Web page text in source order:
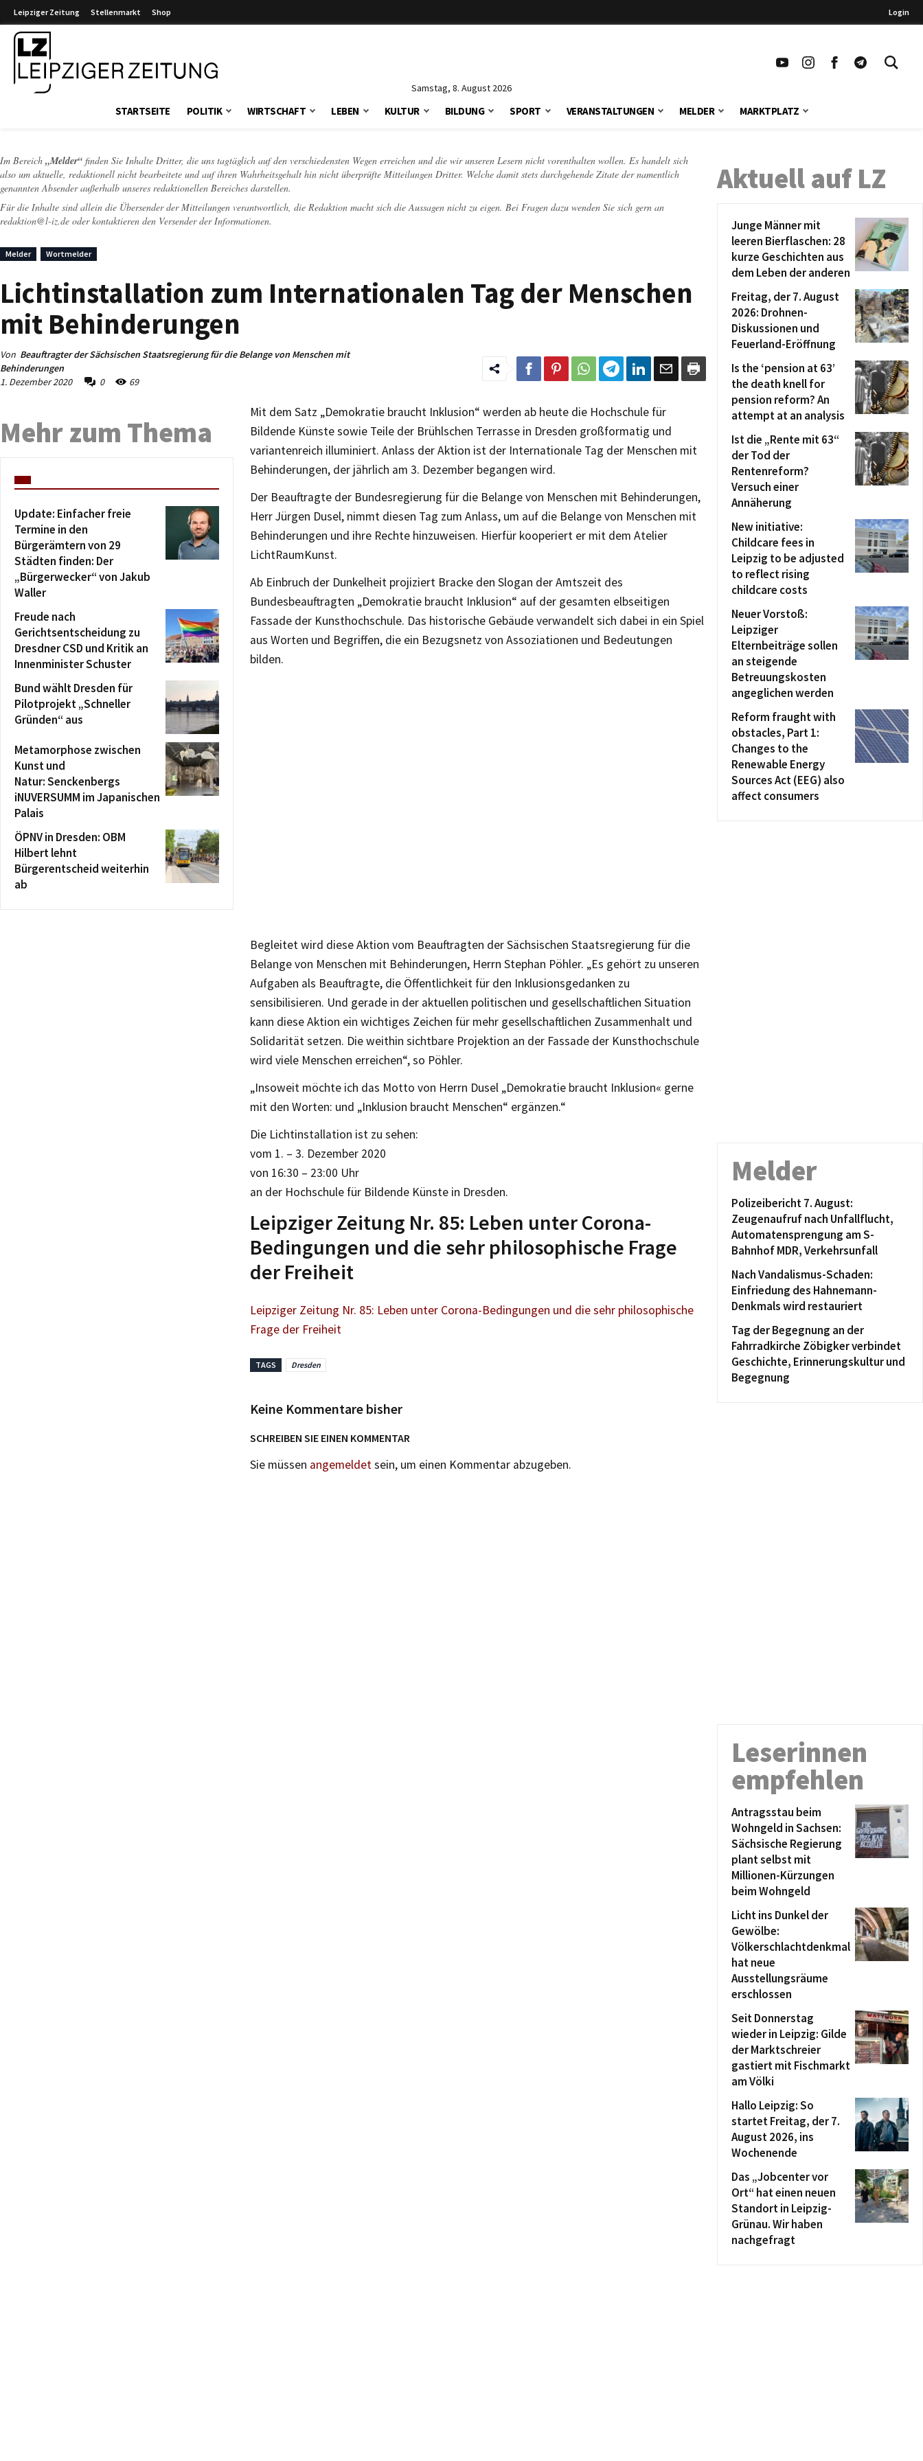
Leipziger Zeitung Stellenmarkt Shop Login
Samstag, 8. August 2026
STARTSEITE POLITIK WIRTSCHAFT LEBEN KULTUR BILDUNG SPORT VERANSTALTUNGEN MELDER MARKTPLATZ
Im Bereich „Melder“ finden Sie Inhalte Dritter, die uns tagtäglich auf den verschiedensten Wegen erreichen und die wir unseren Lesern nicht vorenthalten wollen. Es handelt sich
also um aktuelle, redaktionell nicht bearbeitete und auf ihren Wahrheitsgehalt hin nicht überprüfte Mitteilungen Dritter. Welche damit stets durchgehende Zitate der namentlich
genannten Absender außerhalb unseres redaktionellen Bereiches darstellen.
Für die Inhalte sind allein die Übersender der Mitteilungen verantwortlich, die Redaktion macht sich die Aussagen nicht zu eigen. Bei Fragen dazu wenden Sie sich gern an
redaktion@l-iz.de oder kontaktieren den Versender der Informationen.
Melder Wortmelder
Lichtinstallation zum Internationalen Tag der Menschen
mit Behinderungen
Von Beauftragter der Sächsischen Staatsregierung für die Belange von Menschen mit
Behinderungen
1. Dezember 2020
0 69
Mit dem Satz „Demokratie braucht Inklusion“ werden ab heute die Hochschule für
Bildende Künste sowie Teile der Brühlschen Terrasse in Dresden großformatig und
variantenreich illuminiert. Anlass der Aktion ist der Internationale Tag der Menschen mit
Behinderungen, der jährlich am 3. Dezember begangen wird.
Der Beauftragte der Bundesregierung für die Belange von Menschen mit Behinderungen,
Herr Jürgen Dusel, nimmt diesen Tag zum Anlass, um auf die Belange von Menschen mit
Behinderungen und ihre Rechte hinzuweisen. Hierfür kooperiert er mit dem Atelier
LichtRaumKunst.
Ab Einbruch der Dunkelheit projiziert Bracke den Slogan der Amtszeit des
Bundesbeauftragten „Demokratie braucht Inklusion“ auf der gesamten elbseitigen
Fassade der Kunsthochschule. Das historische Gebäude verwandelt sich dabei in ein Spiel
aus Worten und Begriffen, die ein Bezugsnetz von Assoziationen und Bedeutungen
bilden.
Begleitet wird diese Aktion vom Beauftragten der Sächsischen Staatsregierung für die
Belange von Menschen mit Behinderungen, Herrn Stephan Pöhler. „Es gehört zu unseren
Aufgaben als Beauftragte, die Öffentlichkeit für den Inklusionsgedanken zu
sensibilisieren. Und gerade in der aktuellen politischen und gesellschaftlichen Situation
kann diese Aktion ein wichtiges Zeichen für mehr gesellschaftlichen Zusammenhalt und
Solidarität setzen. Die weithin sichtbare Projektion an der Fassade der Kunsthochschule
wird viele Menschen erreichen“, so Pöhler.
„Insoweit möchte ich das Motto von Herrn Dusel „Demokratie braucht Inklusion« gerne
mit den Worten: und „Inklusion braucht Menschen“ ergänzen.“
Die Lichtinstallation ist zu sehen:
vom 1. – 3. Dezember 2020
von 16:30 – 23:00 Uhr
an der Hochschule für Bildende Künste in Dresden.
Leipziger Zeitung Nr. 85: Leben unter Corona-
Bedingungen und die sehr philosophische Frage
der Freiheit
Leipziger Zeitung Nr. 85: Leben unter Corona-Bedingungen und die sehr philosophische
Frage der Freiheit
TAGS Dresden
Keine Kommentare bisher
SCHREIBEN SIE EINEN KOMMENTAR
Sie müssen angemeldetsein, um einen Kommentar abzugeben.
Mehr zum Thema
Update: Einfacher freie
Termine in den
Bürgerämtern von 29
Städten finden: Der
„Bürgerwecker“ von Jakub
Waller
Freude nach
Gerichtsentscheidung zu
Dresdner CSD und Kritik an
Innenminister Schuster
Bund wählt Dresden für
Pilotprojekt „Schneller
Gründen“ aus
Metamorphose zwischen
Kunst und
Natur: Senckenbergs
iNUVERSUMM im Japanischen
Palais
ÖPNV in Dresden: OBM
Hilbert lehnt
Bürgerentscheid weiterhin
ab
Aktuell auf LZ
Junge Männer mit
leeren Bierflaschen: 28
kurze Geschichten aus
dem Leben der anderen
Freitag, der 7. August
2026: Drohnen-
Diskussionen und
Feuerland-Eröffnung
Is the ‘pension at 63’
the death knell for
pension reform? An
attempt at an analysis
Ist die „Rente mit 63“
der Tod der
Rentenreform?
Versuch einer
Annäherung
New initiative:
Childcare fees in
Leipzig to be adjusted
to reflect rising
childcare costs
Neuer Vorstoß:
Leipziger
Elternbeiträge sollen
an steigende
Betreuungskosten
angeglichen werden
Reform fraught with
obstacles, Part 1:
Changes to the
Renewable Energy
Sources Act (EEG) also
affect consumers
Melder
Polizeibericht 7. August:
Zeugenaufruf nach Unfallflucht,
Automatensprengung am S-
Bahnhof MDR, Verkehrsunfall
Nach Vandalismus-Schaden:
Einfriedung des Hahnemann-
Denkmals wird restauriert
Tag der Begegnung an der
Fahrradkirche Zöbigker verbindet
Geschichte, Erinnerungskultur und
Begegnung
Leserinnen
empfehlen
Antragsstau beim
Wohngeld in Sachsen:
Sächsische Regierung
plant selbst mit
Millionen-Kürzungen
beim Wohngeld
Licht ins Dunkel der
Gewölbe:
Völkerschlachtdenkmal
hat neue
Ausstellungsräume
erschlossen
Seit Donnerstag
wieder in Leipzig: Gilde
der Marktschreier
gastiert mit Fischmarkt
am Völki
Hallo Leipzig: So
startet Freitag, der 7.
August 2026, ins
Wochenende
Das „Jobcenter vor
Ort“ hat einen neuen
Standort in Leipzig-
Grünau. Wir haben
nachgefragt